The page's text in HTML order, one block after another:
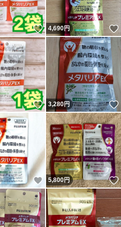
いいね！
4,690円
いいね！
3,280円
いいね！
5,800円